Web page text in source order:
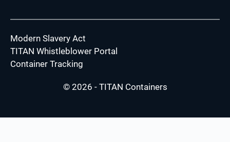
Modern Slavery Act
TITAN Whistleblower Portal
Container Tracking
© 2026 - TITAN Containers